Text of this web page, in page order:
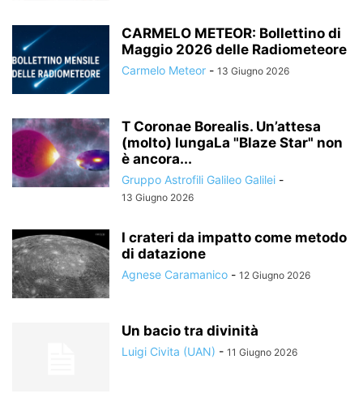
CARMELO METEOR: Bollettino di
Maggio 2026 delle Radiometeore
Carmelo Meteor - 13 Giugno 2026
T Coronae Borealis. Un’attesa
(molto) lungaLa "Blaze Star" non
è ancora...
Gruppo Astrofili Galileo Galilei -
13 Giugno 2026
I crateri da impatto come metodo
di datazione
Agnese Caramanico - 12 Giugno 2026
Un bacio tra divinità
Luigi Civita (UAN) - 11 Giugno 2026